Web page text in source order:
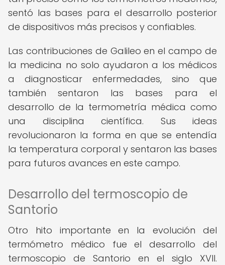
sentó las bases para el desarrollo posterior
de dispositivos más precisos y confiables.
Las contribuciones de Galileo en el campo de
la medicina no solo ayudaron a los médicos
a diagnosticar enfermedades, sino que
también sentaron las bases para el
desarrollo de la termometría médica como
una disciplina científica. Sus ideas
revolucionaron la forma en que se entendía
la temperatura corporal y sentaron las bases
para futuros avances en este campo.
Desarrollo del termoscopio de
Santorio
Otro hito importante en la evolución del
termómetro médico fue el desarrollo del
termoscopio de Santorio en el siglo XVII.